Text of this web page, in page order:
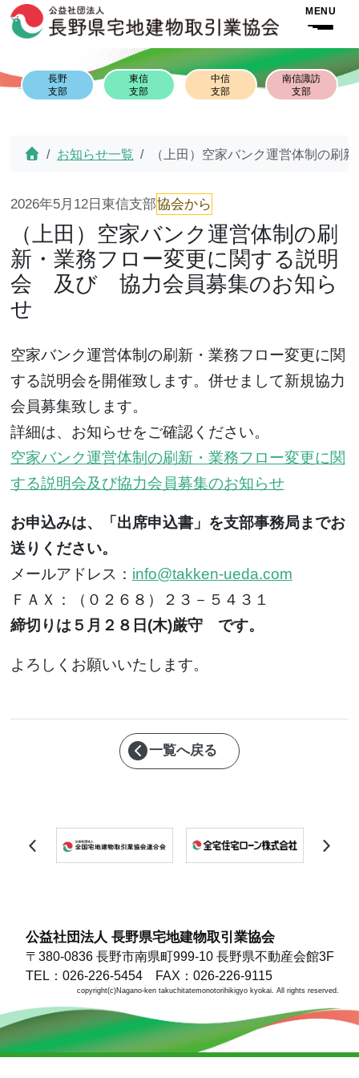
Skip to content
Skip to footer
長野
支部
東信
支部
中信
支部
南信諏訪
支部
Homeお知らせ一覧 （上田）空家バンク運営体制の
2026年5月12日 東信支部協会から
（上田）空家バンク運営体制の刷
新・業務フロー変更に関する説明
会 及び 協力会員募集のお知ら
せ
空家バンク運営体制の刷新・業務フロー変更に関
する説明会を開催致します。併せまして新規協力
会員募集致します。
詳細は、お知らせをご確認ください。
空家バンク運営体制の刷新・業務フロー変更に関
する説明会及び協力会員募集のお知らせ
お申込みは、「出席申込書」を支部事務局までお
送りください。
メールアドレス： info@takken-ueda.com
ＦＡＸ：（０２６８）２３－５４３１
締切りは５月２８日(木)厳守 です。
よろしくお願いいたします。
一覧へ戻る
公益社団法人 長野県宅地建物取引業協会
〒380-0836 長野市南県町999-10 長野県不動産会館3F
TEL：026-226-5454 FAX：026-226-9115
copyright(c)Nagano-ken takuchitatemonotorihikigyo kyokai. All rights reserved.
MENU